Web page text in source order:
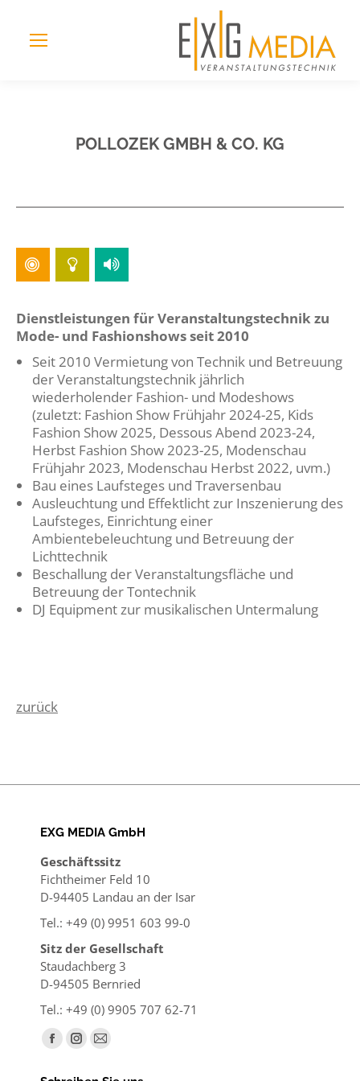
POLLOZEK GMBH & CO. KG
Dienstleistungen für Veranstaltungstechnik zu
Mode- und Fashionshows seit 2010
Seit 2010 Vermietung von Technik und Betreuung
der Veranstaltungstechnik jährlich
wiederholender Fashion- und Modeshows
(zuletzt: Fashion Show Frühjahr 2024-25, Kids
Fashion Show 2025, Dessous Abend 2023-24,
Herbst Fashion Show 2023-25, Modenschau
Frühjahr 2023, Modenschau Herbst 2022, uvm.)
Bau eines Laufsteges und Traversenbau
Ausleuchtung und Effektlicht zur Inszenierung des
Laufsteges, Einrichtung einer
Ambientebeleuchtung und Betreuung der
Lichttechnik
Beschallung der Veranstaltungsfläche und
Betreuung der Tontechnik
DJ Equipment zur musikalischen Untermalung
zurück
EXG MEDIA GmbH
Geschäftssitz
Fichtheimer Feld 10
D-94405 Landau an der Isar
Tel.: +49 (0) 9951 603 99-0
Sitz der Gesellschaft
Staudachberg 3
D-94505 Bernried
Tel.: +49 (0) 9905 707 62-71
Finden Sie uns auf:
Facebook
Instagram
E-